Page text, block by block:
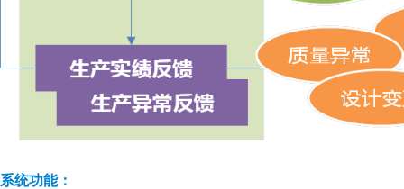
系统功能：